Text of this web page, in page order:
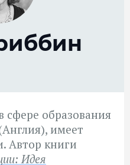
сфере образования
имеет
Автор книги
Идея